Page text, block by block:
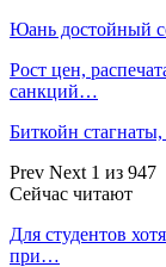
Юань достойный
Рост цен,
санкций…
Биткойн
Prev Next 1 из 947
Сейчас читают
Для студентов
при…